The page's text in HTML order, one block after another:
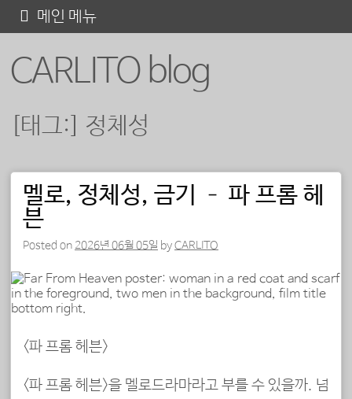
CARLITO blog
메인 메뉴
텐
[태그:] 정체성
포스트 내비게이션
멜로, 정체성, 금기 – 파 프롬 헤
븐
Posted on 2026년 06월 05일 byCARLITO
<파 프롬 헤븐>
<파 프롬 헤븐>을 멜로드라마라고 부를 수 있을까. 넘